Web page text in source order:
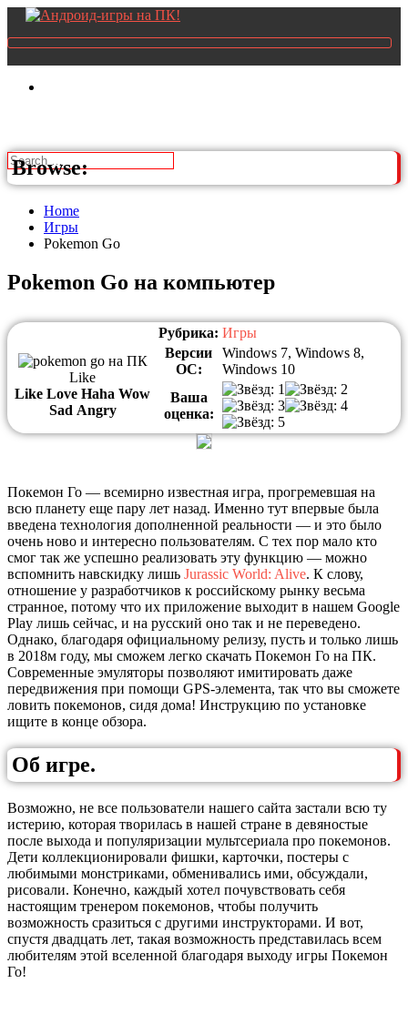
Browse:
Home
Игры
Pokemon Go
Pokemon Go на компьютер
Like
Like Love Haha Wow
Sad Angry
Рубрика: Игры
Версии
ОС:
Windows 7, Windows 8,
Windows 10
Ваша
оценка:
Покемон Го — всемирно известная игра, прогремевшая на
всю планету еще пару лет назад. Именно тут впервые была
введена технология дополненной реальности — и это было
очень ново и интересно пользователям. С тех пор мало кто
смог так же успешно реализовать эту функцию — можно
вспомнить навскидку лишь Jurassic World: Alive. К слову,
отношение у разработчиков к российскому рынку весьма
странное, потому что их приложение выходит в нашем Google
Play лишь сейчас, и на русский оно так и не переведено.
Однако, благодаря официальному релизу, пусть и только лишь
в 2018м году, мы сможем легко скачать Покемон Го на ПК.
Современные эмуляторы позволяют имитировать даже
передвижения при помощи GPS-элемента, так что вы сможете
ловить покемонов, сидя дома! Инструкцию по установке
ищите в конце обзора.
Об игре.
Возможно, не все пользователи нашего сайта застали всю ту
истерию, которая творилась в нашей стране в девяностые
после выхода и популяризации мультсериала про покемонов.
Дети коллекционировали фишки, карточки, постеры с
любимыми монстриками, обменивались ими, обсуждали,
рисовали. Конечно, каждый хотел почувствовать себя
настоящим тренером покемонов, чтобы получить
возможность сразиться с другими инструкторами. И вот,
спустя двадцать лет, такая возможность представилась всем
любителям этой вселенной благодаря выходу игры Покемон
Го!